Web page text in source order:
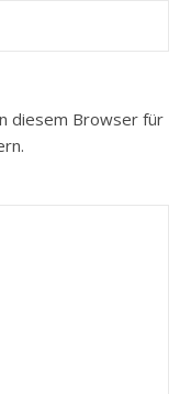
diesem Browser für